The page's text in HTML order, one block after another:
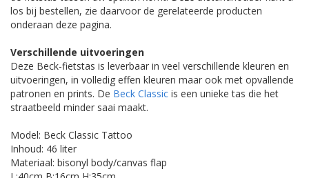
los bij bestellen, zie daarvoor de gerelateerde producten
onderaan deze pagina.
Verschillende uitvoeringen
Deze Beck-fietstas is leverbaar in veel verschillende kleuren en
uitvoeringen, in volledig effen kleuren maar ook met opvallende
patronen en prints. De Beck Classic is een unieke tas die het
straatbeeld minder saai maakt.
Model: Beck Classic Tattoo
Inhoud: 46 liter
Materiaal: bisonyl body/canvas flap